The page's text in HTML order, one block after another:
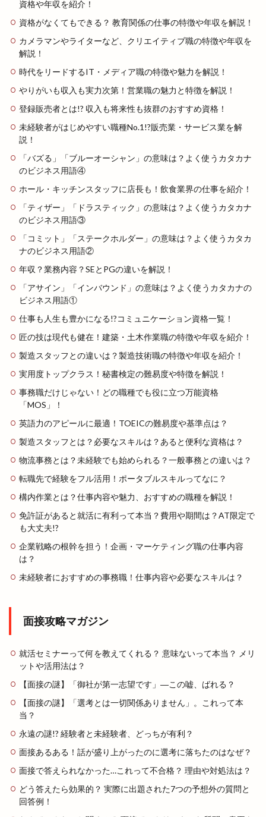
資格や年収を紹介！
資格がなくてもできる？ 教育関係の仕事の特徴や年収を解説！
カメラマンやライターなど、クリエイティブ職の特徴や年収を
解説！
時代をリードするIT・メディア職の特徴や魅力を解説！
やりがいも収入も実力次第！営業職の魅力と特徴を解説！
登録販売者とは!? 収入も将来性も抜群のおすすめ資格！
未経験者がはじめやすい職種No.1!?販売業・サービス業を解
説！
「バズる」「ブルーオーシャン」の意味は？よく使うカタカナ
のビジネス用語④
ホール・キッチンスタッフに店長も！飲食業界の仕事を紹介！
「ティザー」「ドラスティック」の意味は？よく使うカタカナ
のビジネス用語③
「コミット」「ステークホルダー」の意味は？よく使うカタカ
ナのビジネス用語②
年収？業務内容？SEとPGの違いを解説！
「アサイン」「インバウンド」の意味は？よく使うカタカナの
ビジネス用語①
仕事も人生も豊かになる!?コミュニケーション資格一覧！
匠の技は現代も健在！建築・土木作業職の特徴や年収を紹介！
製造スタッフとの違いは？製造技術職の特徴や年収を紹介！
実用度トップクラス！秘書検定の難易度や特徴を解説！
事務職だけじゃない！どの職種でも役に立つ万能資格
「MOS」！
英語力のアピールに最適！TOEICの難易度や基準点は？
製造スタッフとは？必要なスキルは？あると便利な資格は？
物流事務とは？未経験でも始められる？一般事務との違いは？
転職先で経験をフル活用！ポータブルスキルってなに？
構内作業とは？仕事内容や魅力、おすすめの職種を解説！
免許証があると就活に有利って本当？費用や期間は？AT限定で
も大丈夫!?
企業戦略の根幹を担う！企画・マーケティング職の仕事内容
は？
未経験者におすすめの事務職！仕事内容や必要なスキルは？
面接攻略マガジン
就活セミナーって何を教えてくれる？ 意味ないって本当？ メリ
ットや活用法は？
【面接の謎】「御社が第一志望です」―この嘘、ばれる？
【面接の謎】「選考とは一切関係ありません」。これって本
当？
永遠の謎!? 経験者と未経験者、どっちが有利？
面接あるある！話が盛り上がったのに選考に落ちたのはなぜ？
面接で答えられなかった…これって不合格？ 理由や対処法は？
どう答えたら効果的？ 実際に出題された7つの予想外の質問と
回答例！